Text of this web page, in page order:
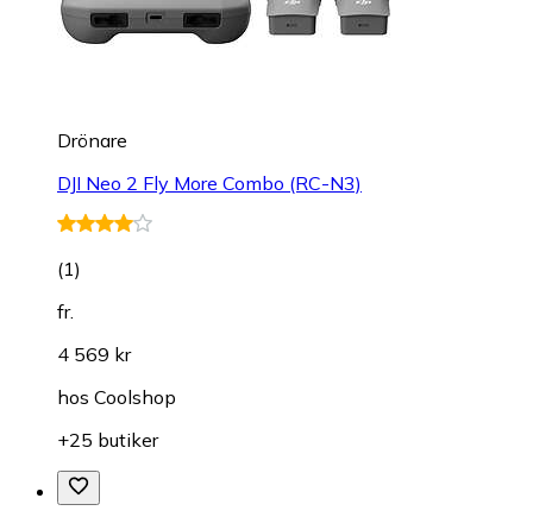
Drönare
DJI Neo 2 Fly More Combo (RC-N3)
(1)
fr.
4 569 kr
hos Coolshop
+25 butiker